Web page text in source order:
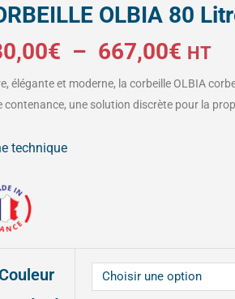
OLBIA 80
€ – 667,00€ Plage
de
HT
élégante et moderne, la corbeille OLBIA
contenance, une solution discrète pour la
technique
Couleur